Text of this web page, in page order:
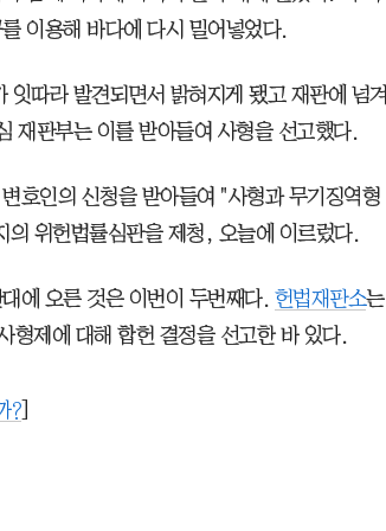
이용해 바다에 다시 밀어넣었다.
잇따라 발견되면서 밝혀지게 됐고 재판에 넘겨
재판부는 이를 받아들여 사형을 선고했다.
호인의 신청을 받아들여 "사형과 무기징역형
위헌법률심판을 제청, 오늘에 이르렀다.
에 오른 것은 이번이 두번째다. 헌법재판소는
형제에 대해 합헌 결정을 선고한 바 있다.
?